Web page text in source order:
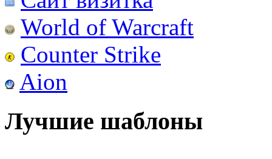
World of Warcraft
Counter Strike
Aion
Лучшие шаблоны